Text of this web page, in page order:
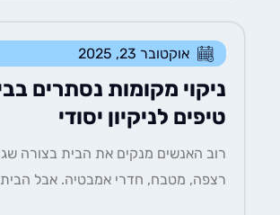
אוקטובר 23, 2025
ניקוי מקומות נסתרים בבית –
טיפים לניקיון יסודי
רוב האנשים מנקים את הבית בצורה שגרתית –
רצפה, מטבח, חדרי אמבטיה. אבל הבית שלכם....